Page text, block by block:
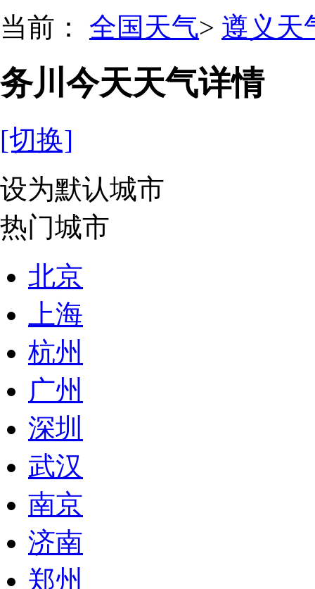
当前： 全国天气> 遵义天
务川今天天气详情
[切换]
设为默认城市
热门城市
北京
上海
杭州
广州
深圳
武汉
南京
济南
郑州